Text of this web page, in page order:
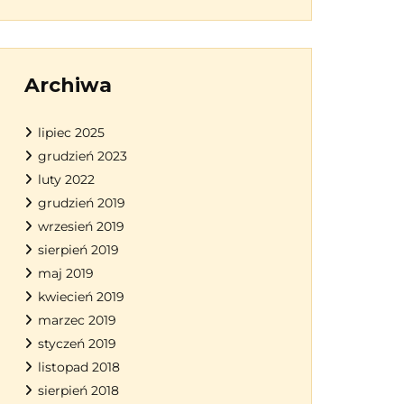
Archiwa
lipiec 2025
grudzień 2023
luty 2022
grudzień 2019
wrzesień 2019
sierpień 2019
maj 2019
kwiecień 2019
marzec 2019
styczeń 2019
listopad 2018
sierpień 2018